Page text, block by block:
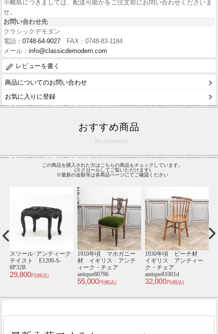
※離島につきましては、配送可能かをご注文前にお問い合わせくださいま
せ。
お問い合わせ先
クラシックデモダン
電話： 0748-64-9027 FAX：0748-83-1184
メール： info@classicdemodern.com
レビューを書く
商品についてのお問い合わせ
お気に入りに登録
おすすめ商品
Recommend
この商品を購入された方はこちらの商品もチェックしています。
(スクロールしてご覧いただけます)
※最新の金額等は各商品ページにてご確認ください
シングルチェア･アンテ
ィークテイスト TB8-
8P32B
46,800円(税込)
1920年頃 マホガニー
材 イギリス アンテ
ィーク・チェア
antique81036a
47,000円(税込)
1920年頃 マホガニー
材 イギリス アンテ
ィーク・チェア
antique81124
49,000円(税込)